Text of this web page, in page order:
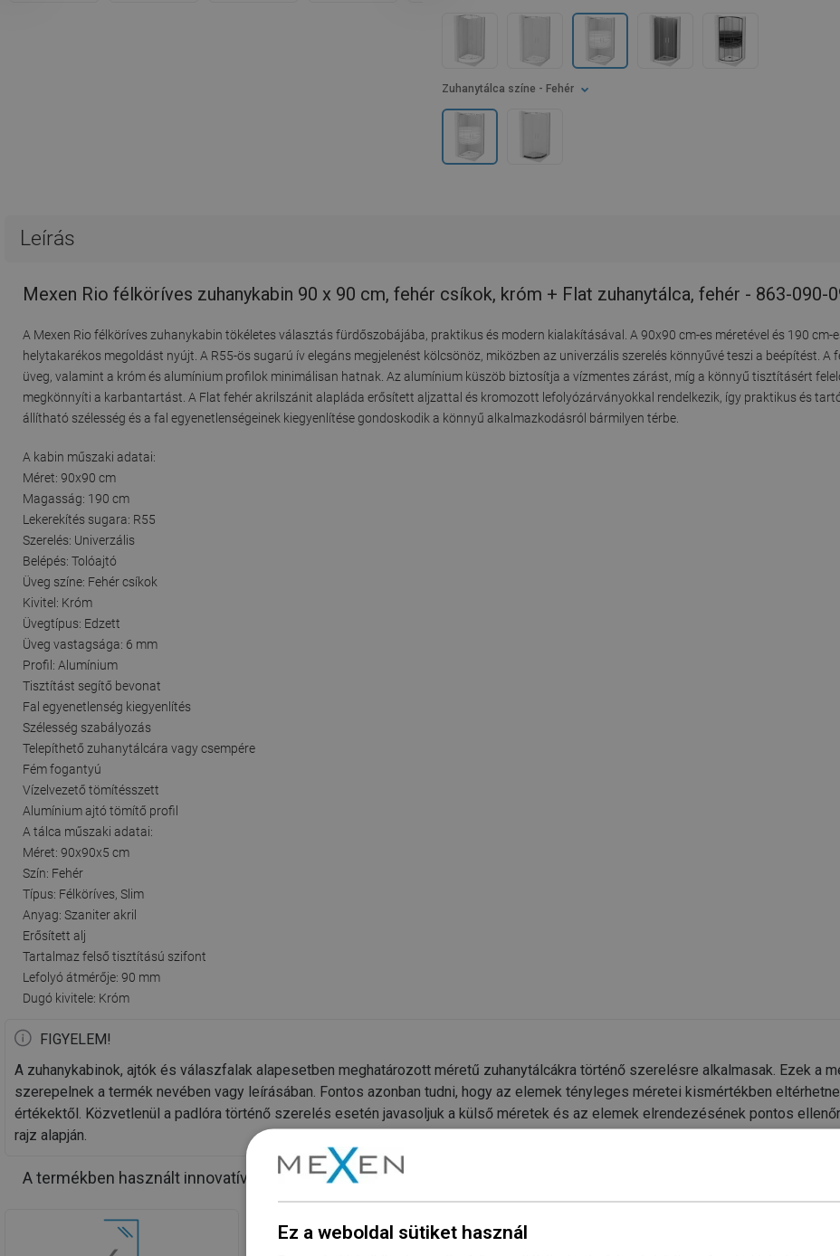
Zuhanytálca színe - Fehér
Leírás
Mexen Rio félköríves zuhanykabin 90 x 90 cm, fehér csíkok, króm + Flat zuhanytálca, fehér - 863-090-
A Mexen Rio félköríves zuhanykabin tökéletes választás fürdőszobájába, praktikus és modern kialakításával. A 90x90 cm-es méretével és 190 cm-
helytakarékos megoldást nyújt. A R55-ös sugarú ív elegáns megjelenést kölcsönöz, miközben az univerzális szerelés könnyűvé teszi a beépítést. A
üveg, valamint a króm és alumínium profilok minimálisan hatnak. Az alumínium küszöb biztosítja a vízmentes zárást, míg a könnyű tisztításért
megkönnyíti a karbantartást. A Flat fehér akrilszánit alapláda erősített aljzattal és kromozott lefolyózárványokkal rendelkezik, így praktikus és
állítható szélesség és a fal egyenetlenségeinek kiegyenlítése gondoskodik a könnyű alkalmazkodásról bármilyen térbe.
A kabin műszaki adatai:
Méret: 90x90 cm
Magasság: 190 cm
Lekerekítés sugara: R55
Szerelés: Univerzális
Belépés: Tolóajtó
Üveg színe: Fehér csíkok
Kivitel: Króm
Üvegtípus: Edzett
Üveg vastagsága: 6 mm
Profil: Alumínium
Tisztítást segítő bevonat
Fal egyenetlenség kiegyenlítés
Szélesség szabályozás
Telepíthető zuhanytálcára vagy csempére
Fém fogantyú
Vízelvezető tömítésszett
Alumínium ajtó tömítő profil
A tálca műszaki adatai:
Méret: 90x90x5 cm
Szín: Fehér
Típus: Félköríves, Slim
Anyag: Szaniter akril
Erősített alj
Tartalmaz felső tisztítású szifont
Lefolyó átmérője: 90 mm
Dugó kivitele: Króm
FIGYELEM!
A zuhanykabinok, ajtók és válaszfalak alapesetben meghatározott méretű zuhanytálcákra történő szerelésre alkalmasak. Ezek a
szerepelnek a termék nevében vagy leírásában. Fontos azonban tudni, hogy az elemek tényleges méretei kismértékben
értékektől. Közvetlenül a padlóra történő szerelés esetén javasoljuk a külső méretek és az elemek elrendezésének pontos
rajz alapján.
A termékben használt innovatív megoldások
Ez a weboldal sütiket használ